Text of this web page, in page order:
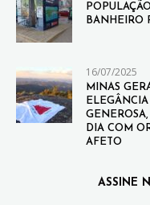
BANHEIRO
16/07/2025
MINAS
DIA COM
AFETO
ASSINE